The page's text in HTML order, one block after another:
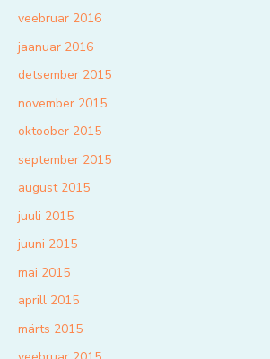
veebruar 2016
jaanuar 2016
detsember 2015
november 2015
oktoober 2015
september 2015
august 2015
juuli 2015
juuni 2015
mai 2015
aprill 2015
märts 2015